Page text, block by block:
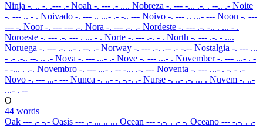
Ninja -. .. -. .--- .- Noah -. --- .- .... Nobreza -. --- -... .-. . --.. .- Noite
-. --- .. - . Noivado -. --- .. ...- .- -.. --- Noivo -. --- .. ...- --- Noon -. ---
--- -. Noor-. --- --- .-. Nora -. --- .-. .- Nordeste -. --- .-. -.. . ... - .
Noroeste -. --- .-. --- . ... - . Norte -. --- .-. - . North -. --- .-. - ....
Noruega -. --- .-. ..- . --. .- Norway -. --- .-. .-- .- -.-- Nostalgia -. --- ...
- .- .-.. --. .. .- Nova -. --- ...- .- Nove -. --- ...- . November-. --- ...- . -
- -... . .-. Novembro -. --- ...- . -- -... .-. --- Noventa -. --- ...- . -. - .-
Novo -. --- ...- --- Nunca -. ..- -. -.-. .- Nurse -. ..- .-. ... . Nuvem -. ..-
...- . --
O
44 words
Oak --- .- -.- Oasis --- .- ... .. ... Ocean --- -.-. . .- -. Oceano --- -.-. . .-